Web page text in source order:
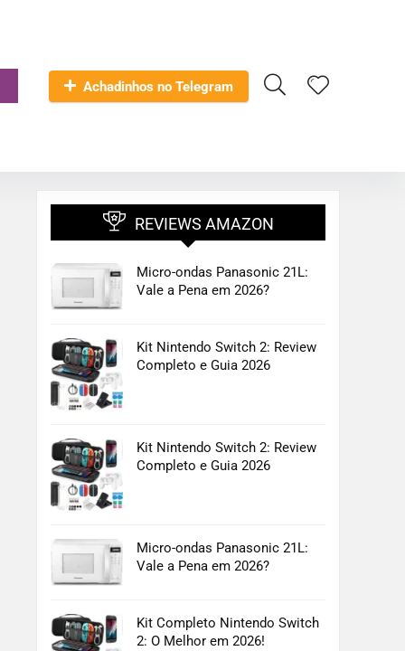
Achadinhos no Telegram
REVIEWS AMAZON
Micro-ondas Panasonic 21L:
Vale a Pena em 2026?
Kit Nintendo Switch 2: Review
Completo e Guia 2026
Kit Nintendo Switch 2: Review
Completo e Guia 2026
Micro-ondas Panasonic 21L:
Vale a Pena em 2026?
Kit Completo Nintendo Switch
2: O Melhor em 2026!